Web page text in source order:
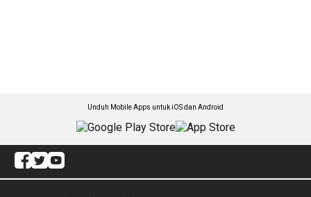
Unduh Mobile Apps untuk iOS dan Android